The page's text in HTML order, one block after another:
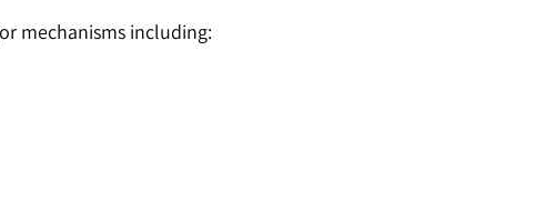
mechanisms including: